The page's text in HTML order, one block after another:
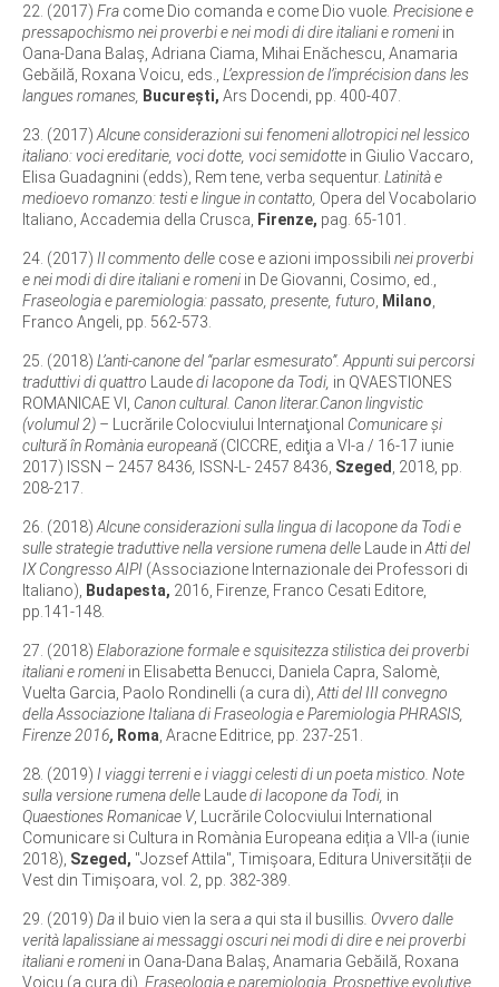
22. (2017) Fra come Dio comanda e come Dio vuole. Precisione e
pressapochismo nei proverbi e nei modi di dire italiani e romeni in
Oana-Dana Balaș, Adriana Ciama, Mihai Enăchescu, Anamaria
Gebăilă, Roxana Voicu, eds., L’expression de l’imprécision dans les
langues romanes, București, Ars Docendi, pp. 400-407.
23. (2017) Alcune considerazioni sui fenomeni allotropici nel lessico
italiano: voci ereditarie, voci dotte, voci semidotte in Giulio Vaccaro,
Elisa Guadagnini (edds), Rem tene, verba sequentur. Latinità e
medioevo romanzo: testi e lingue in contatto, Opera del Vocabolario
Italiano, Accademia della Crusca,
Firenze, pag. 65-101.
24. (2017) Il commento delle cose e azioni impossibili nei proverbi
e nei modi di dire italiani e romeni in De Giovanni, Cosimo, ed.,
Fraseologia e paremiologia: passato, presente, futuro
Milano
Franco Angeli, pp. 562-573.
25. (2018) L’anti-canone del “parlar esmesurato”. Appunti sui percorsi
traduttivi di quattro
Laudedi Iacopone da Todi, in QVAESTIONES
ROMANICAE VI, Canon cultural. Canon literar.Canon lingvistic
(volumul 2) –
Lucrările Colocviului Internaţional Comunicare şi
cultură în Romània europeană (CICCRE, ediţia a VI-a / 16-17 iunie
2017) ISSN – 2457 8436
ISSN-L- 2457 8436, Szeged
, 2018, pp.
208-217.
26. (2018) Alcune considerazioni sulla lingua di Iacopone da Todi e
sulle strategie traduttive nella versione rumena delle
Laude in Atti del
IX Congresso AIPI (Associazione Internazionale dei Professori di
Italiano),
Budapesta, 2016, Firenze, Franco Cesati Editore,
pp.141-148.
27. (2018) Elaborazione formale e squisitezza stilistica dei proverbi
italiani e romeni in Elisabetta Benucci, Daniela Capra, Salomè,
Vuelta Garcia, Paolo Rondinelli (a cura di), Atti del III convegno
della Associazione Italiana di Fraseologia e Paremiologia PHRASIS,
Firenze 2016, Roma , Aracne Editrice, pp. 237-251.
28. (2019) I viaggi terreni e i viaggi celesti di un poeta mistico. Note
sulla versione rumena delle
Laudedi Iacopone da Todi, in
Quaestiones Romanicae V, Lucrările Colocviului International
Comunicare si Cultura in Romània Europeana ediția a VII-a (iunie
2018), Szeged, "Jozsef Attila", Timişoara, Editura Universității de
Vest din Timișoara, vol. 2, pp. 382-389.
29. (2019) Da il buio vien la sera a qui sta il busillis . Ovvero dalle
verità lapalissiane ai messaggi oscuri nei modi di dire e nei proverbi
italiani e romeni in Oana-Dana Balaș, Anamaria Gebăilă, Roxana
Voicu (a cura di), Fraseologia e paremiologia. Prospettive evolutive,